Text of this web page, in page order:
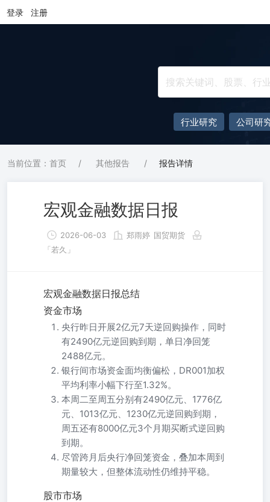
登录 注册
行业研究 公司研
当前位置：首页 / 其他报告 / 报告详情
宏观金融数据日报
2026-06-03 郑雨婷 国贸期货
「若久」
宏观金融数据日报总结
资金市场
央行昨日开展2亿元7天逆回购操作，同时
有2490亿元逆回购到期，单日净回笼
2488亿元。
银行间市场资金面均衡偏松，DR001加权
平均利率小幅下行至1.32%。
本周二至周五分别有2490亿元、1776亿
元、1013亿元、1230亿元逆回购到期，
周五还有8000亿元3个月期买断式逆回购
到期。
尽管跨月后央行净回笼资金，叠加本周到
期量较大，但整体流动性仍维持平稳。
股市市场